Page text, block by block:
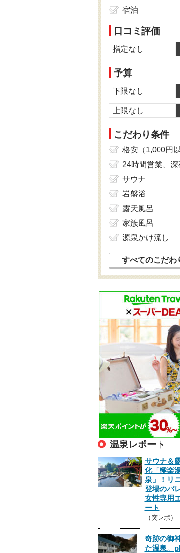
宿泊
口コミ評価
指定なし
予算
下限なし
上限なし
こだわり条件
格安（1,000円以
24時間営業、深
サウナ
岩盤浴
露天風呂
家族風呂
源泉かけ流し
すべてのこだわ
温泉レポート
サウナ＆
化「極楽
泉」！リ
登場のバ
女性専用
ート
（突レポ）
奇跡の御
た温泉。